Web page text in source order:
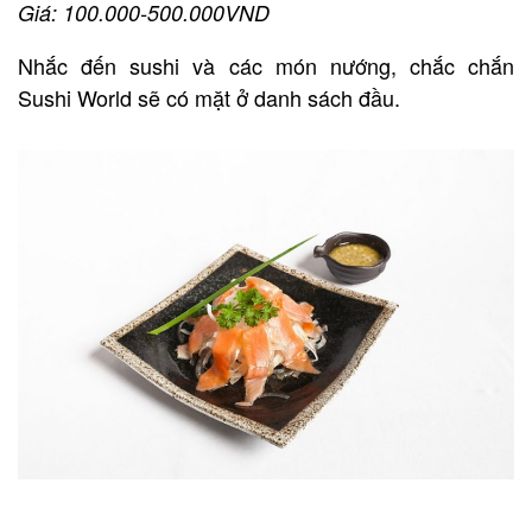
Giá: 100.000-500.000VND
Nhắc đến sushi và các món nướng, chắc chắn
Sushi World sẽ có mặt ở danh sách đầu.